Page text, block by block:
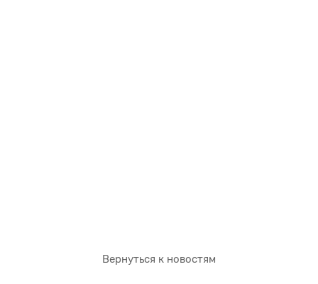
Вернуться к новостям